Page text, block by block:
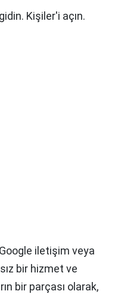
Kişiler'i açın.
iletişim veya
bir hizmet ve
bir parçası olarak,